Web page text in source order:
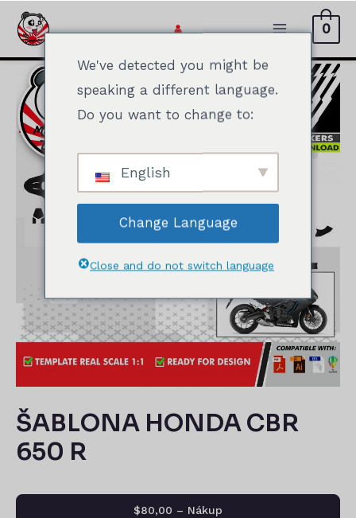
Přeskočit
Hlavní
menu
0
ŠABLONA HONDA CBR
650 R
$80,00 – Nákup
We've detected you might be
speaking a different language.
Do you want to change to:
English
Change Language
Close and do not switch language